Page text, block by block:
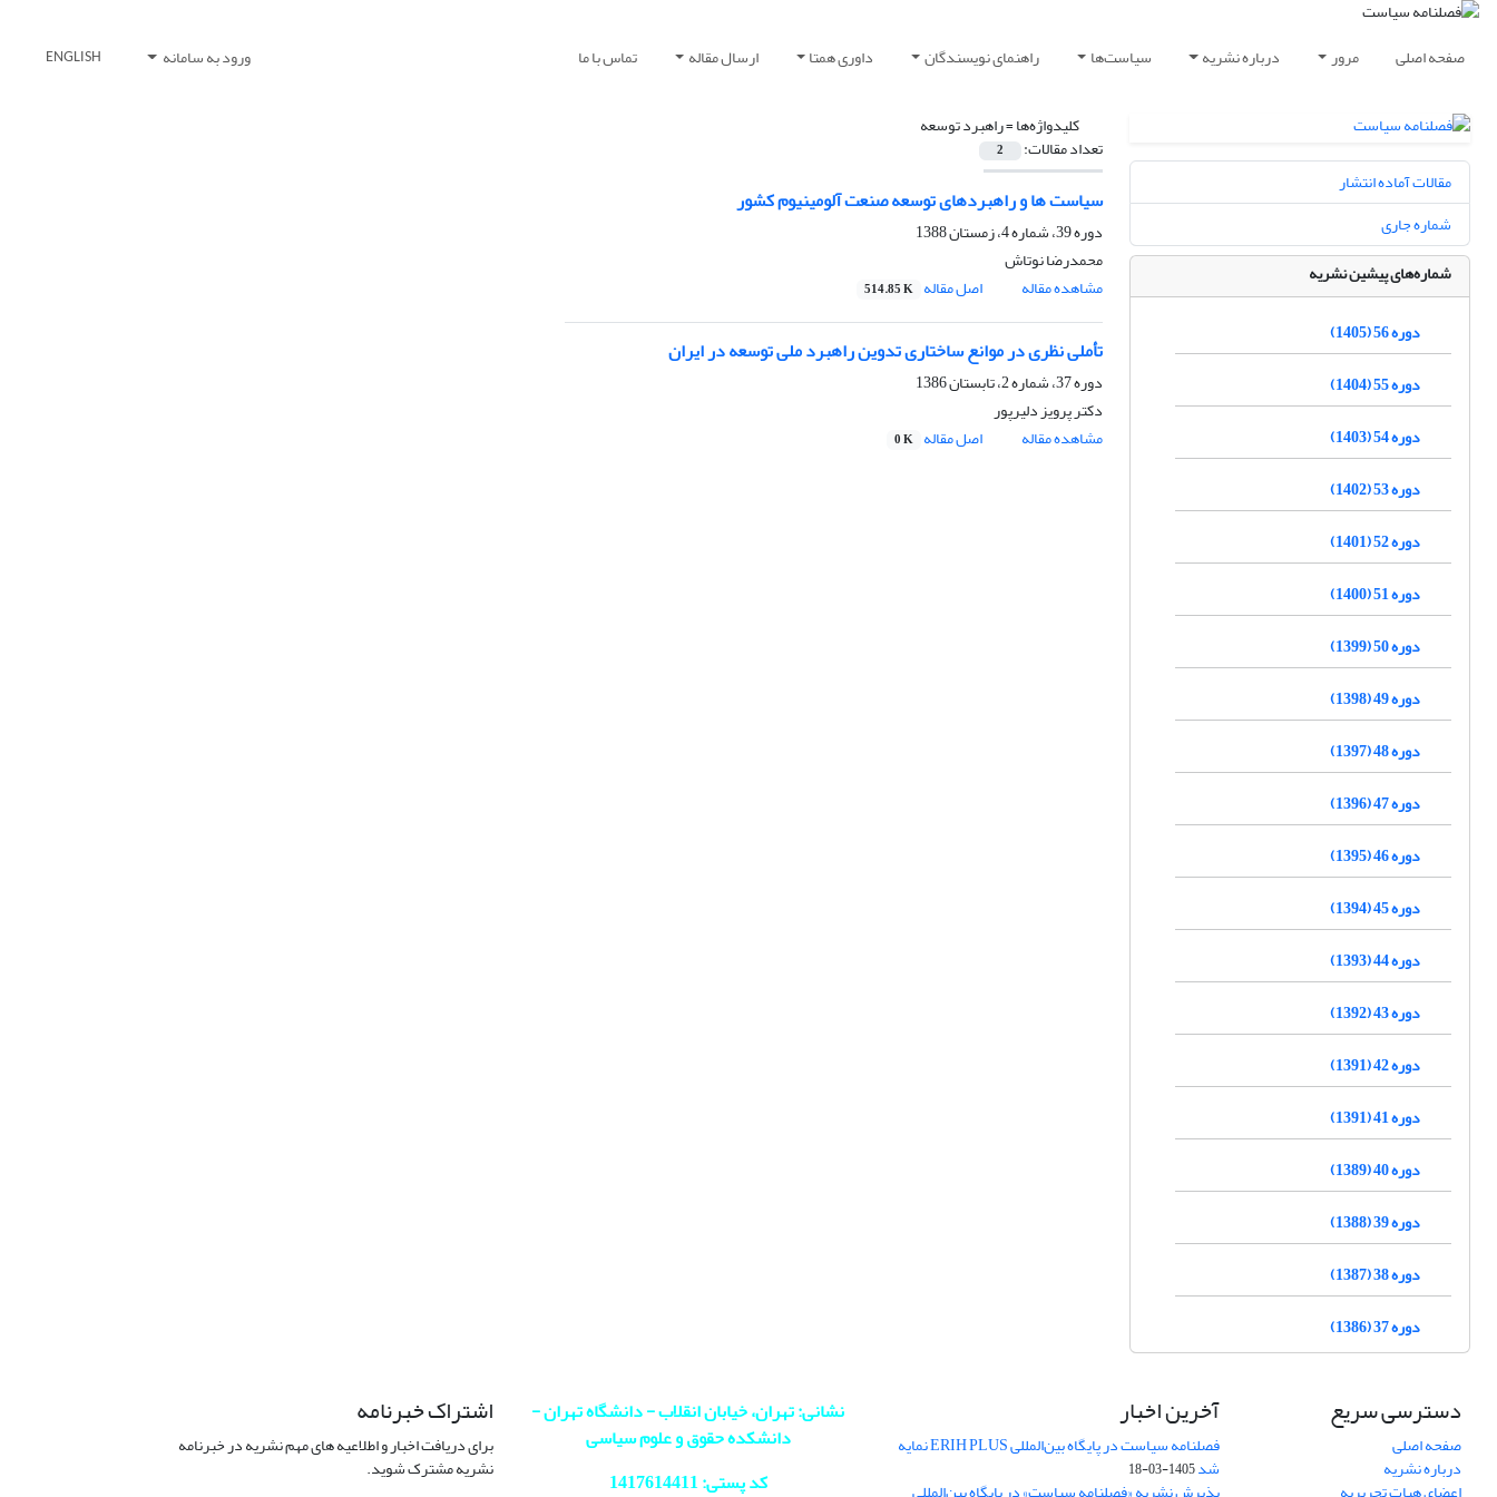
صفحه اصلی مرور درباره نشریه سیاست‌ها راهنمای نویسندگان داوری همتا ارسال مقاله تماس با ما ورود به سامانه ENGLISH
کلیدواژه‌ها =راهبرد توسعه
تعداد مقالات: 2
سیاست ها و راهبردهای توسعه صنعت آلومینیوم کشور
دوره 39، شماره 4، زمستان 1388
محمدرضا نوتاش
مشاهده مقاله
اصل مقاله 514.85 K
تأملی نظری در موانع ساختاری تدوین راهبرد ملی توسعه در ایران
دوره 37، شماره 2، تابستان 1386
دکتر پرویز دلیرپور
مشاهده مقاله
اصل مقاله 0 K
مقالات آماده انتشار
شماره جاری
شماره‌های پیشین نشریه
دوره 56 (1405)
دوره 55 (1404)
دوره 54 (1403)
دوره 53 (1402)
دوره 52 (1401)
دوره 51 (1400)
دوره 50 (1399)
دوره 49 (1398)
دوره 48 (1397)
دوره 47 (1396)
دوره 46 (1395)
دوره 45 (1394)
دوره 44 (1393)
دوره 43 (1392)
دوره 42 (1391)
دوره 41 (1391)
دوره 40 (1389)
دوره 39 (1388)
دوره 38 (1387)
دوره 37 (1386)
دسترسی سریع
صفحه اصلی
درباره نشریه
آخرین اخبار
فصلنامه سیاست در پایگاه بین‌المللی ERIH PLUS نمایه
شد1405-03-18
نشانی: تهران، خیابان انقلاب - دانشگاه تهران -
دانشکده حقوق و علوم سیاسی
کد پستی: 1417614411
اشتراک خبرنامه
برای دریافت اخبار و اطلاعیه های مهم نشریه در خبرنامه
نشریه مشترک شوید.